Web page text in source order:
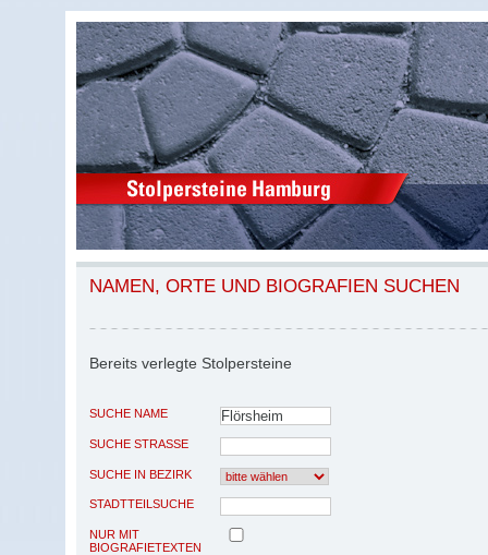
NAMEN, ORTE UND BIOGRAFIEN SUCHEN
Bereits verlegte Stolpersteine
SUCHE NAME
SUCHE STRASSE
SUCHE IN BEZIRK
STADTTEILSUCHE
NUR MIT
BIOGRAFIETEXTEN